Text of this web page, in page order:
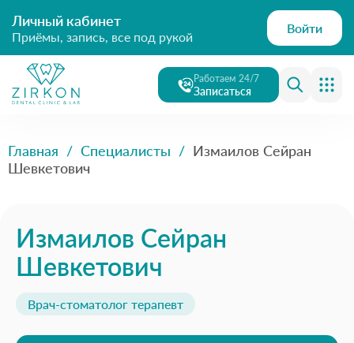
Личный кабинет
Приёмы, запись, все под рукой
Войти
Работаем 24/7
Записаться
Главная / Специалисты / Измаилов Сейран
Шевкетович
Измаилов Сейран
Шевкетович
Врач-стоматолог терапевт